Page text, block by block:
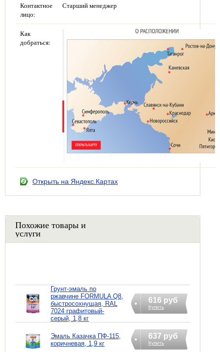
Контактное
лицо:
Старший менеджер
Как
добраться:
Открыть на Яндекс.Картах
Похожие товары и
услуги
Грунт-эмаль по
ржавчине FORMULA Q8,
быстросохнущая, RAL
7024 графитовый-
серый, 1,8 кг
616 руб
Купить
Эмаль Казачка ПФ-115,
коричневая, 1,9 кг
637 руб
Купить